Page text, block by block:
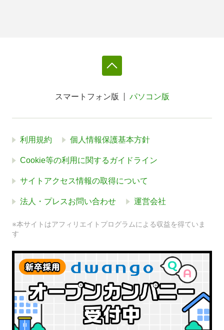
スマートフォン版 パソコン版
利用規約 個人情報保護基本方針
Cookie等の利用に関するガイドライン
サイトアクセス情報の取得について
法人・プレスお問い合わせ 運営会社
※本サイトはアフィリエイトプログラムによる収益を得ていま
す